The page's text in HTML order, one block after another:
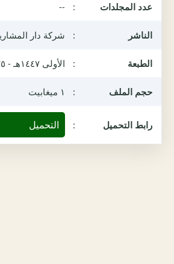
عدد المجلدات :
--
الناشر : شركة دار
الطبعة : الأولى ١٤٤٧هـ - ٢٠٢٥م
حجم الملف : ١ ميغابيت
رابط التحميل : التحميل